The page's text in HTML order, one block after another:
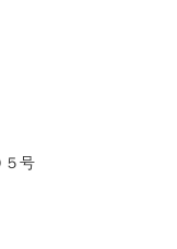
５号